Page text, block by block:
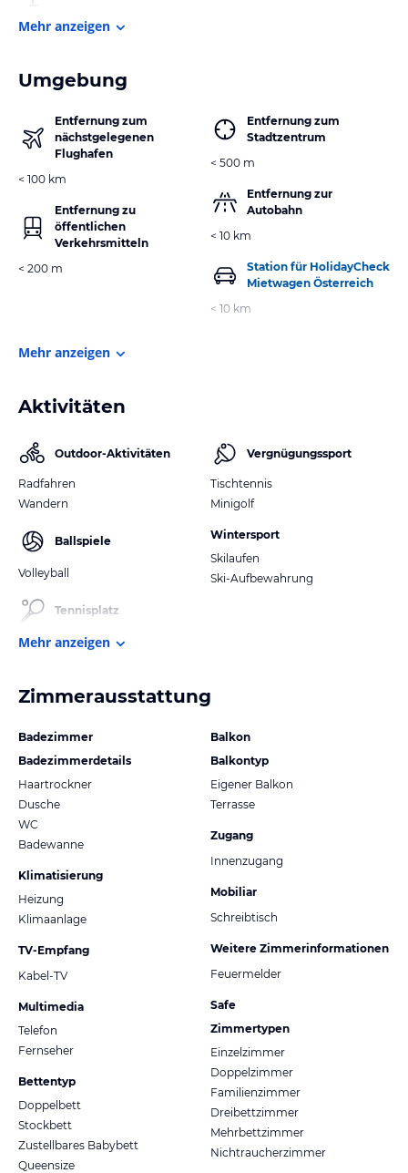
Mehr anzeigen
Umgebung
Entfernung zum
nächstgelegenen
Flughafen
< 100 km
Entfernung zu
öffentlichen
Verkehrsmitteln
< 200 m
Entfernung zum
Stadtzentrum
< 500 m
Entfernung zur
Autobahn
< 10 km
Station für HolidayCheck
Mietwagen Österreich
< 10 km
Mehr anzeigen
Aktivitäten
Outdoor-Aktivitäten
Radfahren
Wandern
Ballspiele
Volleyball
Tennisplatz
Vergnügungssport
Tischtennis
Minigolf
Wintersport
Skilaufen
Ski-Aufbewahrung
Mehr anzeigen
Zimmerausstattung
Badezimmer
Badezimmerdetails
Haartrockner
Dusche
WC
Badewanne
Klimatisierung
Heizung
Klimaanlage
TV-Empfang
Kabel-TV
Multimedia
Telefon
Fernseher
Bettentyp
Doppelbett
Stockbett
Zustellbares Babybett
Queensize
Balkon
Balkontyp
Eigener Balkon
Terrasse
Zugang
Innenzugang
Mobiliar
Schreibtisch
Weitere Zimmerinformationen
Feuermelder
Safe
Zimmertypen
Einzelzimmer
Doppelzimmer
Familienzimmer
Dreibettzimmer
Mehrbettzimmer
Nichtraucherzimmer